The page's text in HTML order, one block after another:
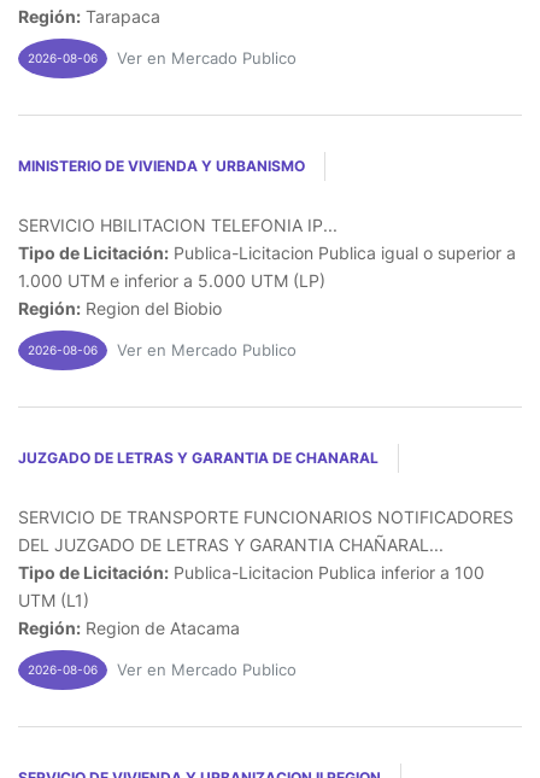
Región: Tarapaca
2026-08-06 Ver en Mercado Publico
MINISTERIO DE VIVIENDA Y URBANISMO
SERVICIO HBILITACION TELEFONIA IP...
Tipo de Licitación: Publica-Licitacion Publica igual o superior a
1.000 UTM e inferior a 5.000 UTM (LP)
Región: Region del Biobio
2026-08-06 Ver en Mercado Publico
JUZGADO DE LETRAS Y GARANTIA DE CHANARAL
SERVICIO DE TRANSPORTE FUNCIONARIOS NOTIFICADORES
DEL JUZGADO DE LETRAS Y GARANTIA CHAÑARAL...
Tipo de Licitación: Publica-Licitacion Publica inferior a 100
UTM (L1)
Región: Region de Atacama
2026-08-06 Ver en Mercado Publico